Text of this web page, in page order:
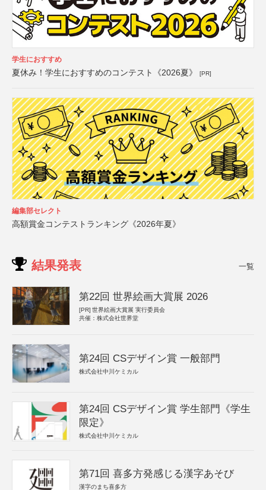
学生におすすめ
夏休み！学生におすすめのコンテスト《2026夏》 [PR]
編集部セレクト
高額賞金コンテストランキング《2026年夏》
結果発表 一覧
第22回 世界絵画大賞展 2026
[PR] 世界絵画大賞展 実行委員会
共催：株式会社世界堂
第24回 CSデザイン賞 一般部門
株式会社中川ケミカル
第24回 CSデザイン賞 学生部門《学生
限定》
株式会社中川ケミカル
第71回 喜多方発感じる漢字あそび
漢字のまち喜多方